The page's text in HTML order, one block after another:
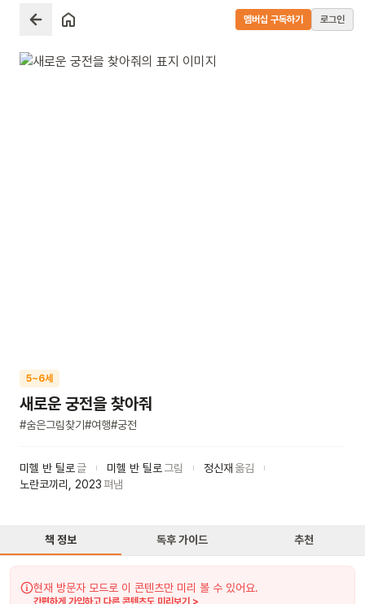
멤버십 구독하기 로그인
5~6세
새로운 궁전을 찾아줘
#숨은그림찾기 #여행#궁전
미헬 반 틸로 글 미헬 반 틸로 그림 정신재 옮김
노란코끼리
2023펴냄
책 정보 독후 가이드 추천
현재 방문자 모드로 이 콘텐츠만 미리 볼 수 있어요.
간편하게 가입하고 다른 콘텐츠도 미리보기 >